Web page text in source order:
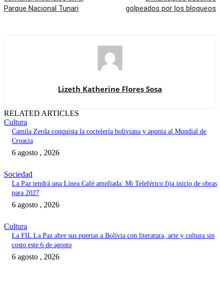
Parque Nacional Tunari
golpeados por los bloqueos
Lizeth Katherine Flores Sosa
RELATED ARTICLES
Cultura
Camila Zerda conquista la coctelería boliviana y apunta al Mundial de
Croacia
6 agosto , 2026
Sociedad
La Paz tendrá una Línea Café ampliada: Mi Teleférico fija inicio de obras
para 2027
6 agosto , 2026
Cultura
La FIL La Paz abre sus puertas a Bolivia con literatura, arte y cultura sin
costo este 6 de agosto
6 agosto , 2026